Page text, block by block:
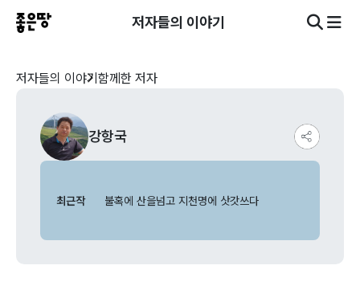
저자들의 이야기
저자들의 이야기 함께한 저자
강항국
최근작 불혹에 산을넘고 지천명에 삿갓쓰다